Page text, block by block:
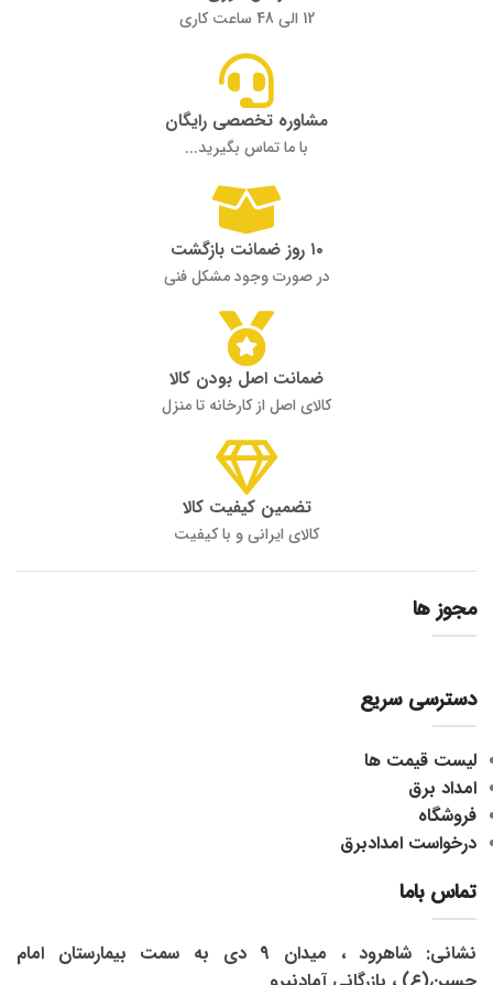
12 الی 48 ساعت کاری
مشاوره تخصصی رایگان
با ما تماس بگیرید...
۱۰ روز ضمانت بازگشت
در صورت وجود مشکل فنی
ضمانت اصل بودن کالا
کالای اصل از کارخانه تا منزل
تضمین کیفیت کالا
کالای ایرانی و با کیفیت
مجوز ها
دسترسی سریع
لیست قیمت ها
امداد برق
فروشگاه
درخواست امدادبرق
تماس باما
نشانی: شاهرود ، میدان 9 دی به سمت بیمارستان امام